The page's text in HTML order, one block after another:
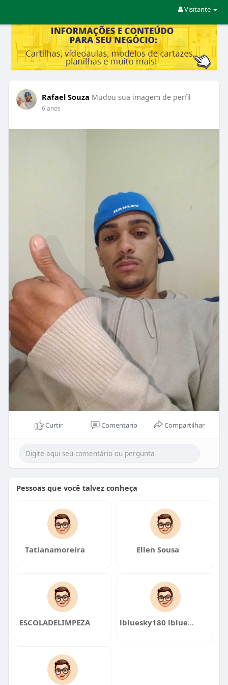
Visitante
Rafael Souza Mudou sua imagem de perfil
6 anos
Curtir Comentario Compartilhar
Pessoas que você talvez conheça
Tatianamoreira Ellen Sousa
ESCOLADELIMPEZA lbluesky180 lbluesky